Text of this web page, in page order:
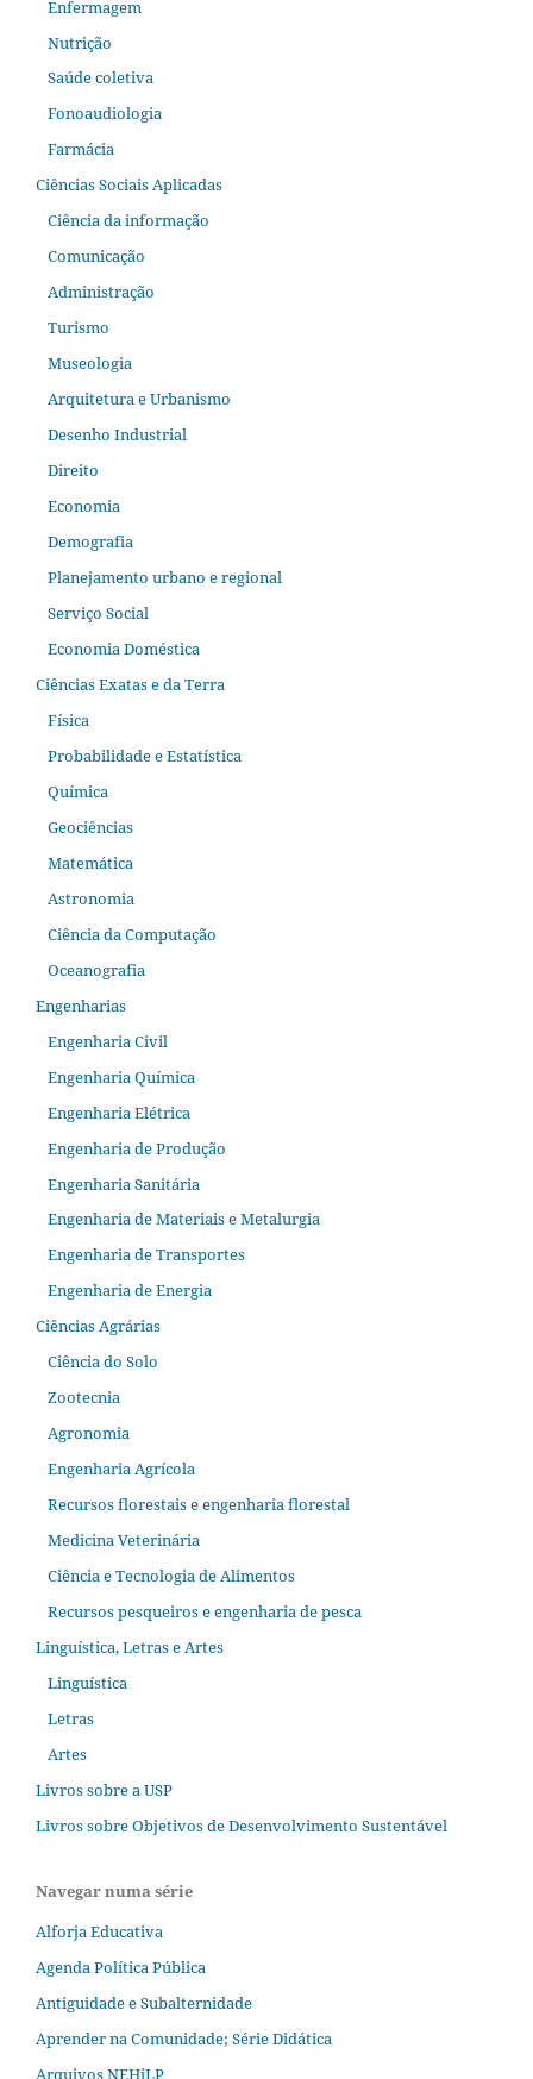
Enfermagem
Nutrição
Saúde coletiva
Fonoaudiologia
Farmácia
Ciências Sociais Aplicadas
Ciência da informação
Comunicação
Administração
Turismo
Museologia
Arquitetura e Urbanismo
Desenho Industrial
Direito
Economia
Demografia
Planejamento urbano e regional
Serviço Social
Economia Doméstica
Ciências Exatas e da Terra
Física
Probabilidade e Estatística
Química
Geociências
Matemática
Astronomia
Ciência da Computação
Oceanografia
Engenharias
Engenharia Civil
Engenharia Química
Engenharia Elétrica
Engenharia de Produção
Engenharia Sanitária
Engenharia de Materiais e Metalurgia
Engenharia de Transportes
Engenharia de Energia
Ciências Agrárias
Ciência do Solo
Zootecnia
Agronomia
Engenharia Agrícola
Recursos florestais e engenharia florestal
Medicina Veterinária
Ciência e Tecnologia de Alimentos
Recursos pesqueiros e engenharia de pesca
Linguística, Letras e Artes
Linguística
Letras
Artes
Livros sobre a USP
Livros sobre Objetivos de Desenvolvimento Sustentável
Navegar numa série
Alforja Educativa
Agenda Política Pública
Antiguidade e Subalternidade
Aprender na Comunidade; Série Didática
Arquivos NEHiLP